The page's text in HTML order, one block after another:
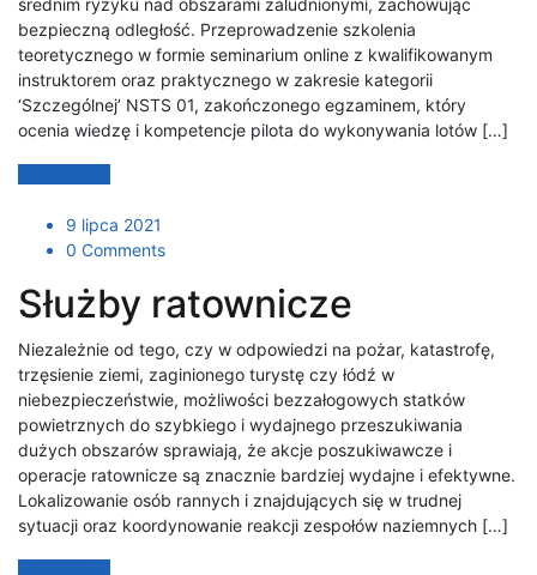
bezpieczną odległość. Przeprowadzenie szkolenia
teoretycznego w formie seminarium online z kwalifikowanym
instruktorem oraz praktycznego w zakresie kategorii
‘Szczególnej’ NSTS 01, zakończonego egzaminem, który
ocenia wiedzę i kompetencje pilota do wykonywania lotów […]
9 lipca 2021
0 Comments
Służby ratownicze
Niezależnie od tego, czy w odpowiedzi na pożar, katastrofę,
trzęsienie ziemi, zaginionego turystę czy łódź w
niebezpieczeństwie, możliwości bezzałogowych statków
powietrznych do szybkiego i wydajnego przeszukiwania
dużych obszarów sprawiają, że akcje poszukiwawcze i
operacje ratownicze są znacznie bardziej wydajne i efektywne.
Lokalizowanie osób rannych i znajdujących się w trudnej
sytuacji oraz koordynowanie reakcji zespołów naziemnych […]